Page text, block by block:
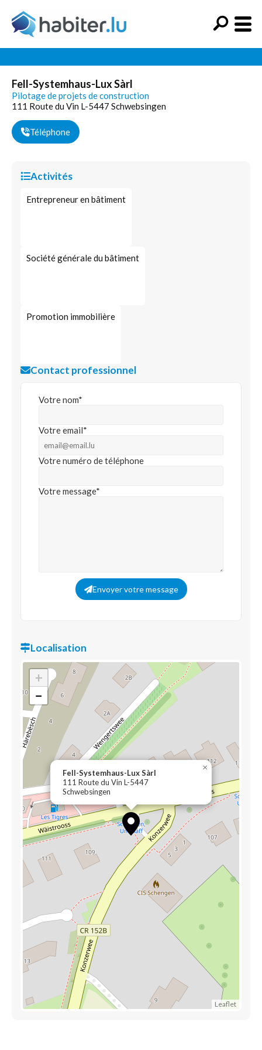
Fell-Systemhaus-Lux Sàrl
Pilotage de projets de construction
111 Route du Vin L-5447 Schwebsingen
Téléphone
Activités
Entrepreneur en bâtiment
Société générale du bâtiment
Promotion immobilière
Contact professionnel
Votre nom*
Votre email*
Votre numéro de téléphone
Votre message*
Envoyer votre message
Localisation
Fell-Systemhaus-Lux Sàrl
111 Route du Vin L-5447
Schwebsingen
×
+
−
Leaflet